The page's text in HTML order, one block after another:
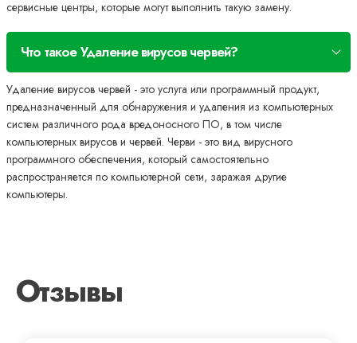
сервисные центры, которые могут выполнить такую замену.
Что такое Удаление вирусов червей?
Удаление вирусов червей - это услуга или программный продукт,
предназначенный для обнаружения и удаления из компьютерных
систем различного рода вредоносного ПО, в том числе
компьютерных вирусов и червей. Черви - это вид вирусного
программного обеспечения, который самостоятельно
распространяется по компьютерной сети, заражая другие
компьютеры.
Отзывы